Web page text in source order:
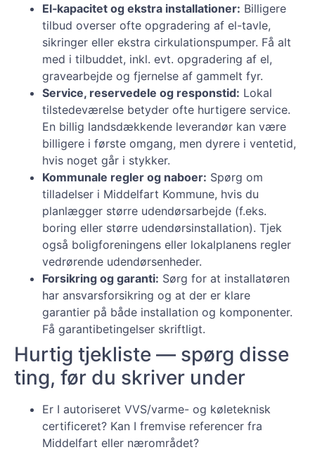
El‑kapacitet og ekstra installationer: Billigere
tilbud overser ofte opgradering af el-tavle,
sikringer eller ekstra cirkulationspumper. Få alt
med i tilbuddet, inkl. evt. opgradering af el,
gravearbejde og fjernelse af gammelt fyr.
Service, reservedele og responstid: Lokal
tilstedeværelse betyder ofte hurtigere service.
En billig landsdækkende leverandør kan være
billigere i første omgang, men dyrere i ventetid,
hvis noget går i stykker.
Kommunale regler og naboer: Spørg om
tilladelser i Middelfart Kommune, hvis du
planlægger større udendørsarbejde (f.eks.
boring eller større udendørsinstallation). Tjek
også boligforeningens eller lokalplanens regler
vedrørende udendørsenheder.
Forsikring og garanti: Sørg for at installatøren
har ansvarsforsikring og at der er klare
garantier på både installation og komponenter.
Få garantibetingelser skriftligt.
Hurtig tjekliste — spørg disse
ting, før du skriver under
Er I autoriseret VVS/varme- og køleteknisk
certificeret? Kan I fremvise referencer fra
Middelfart eller nærområdet?